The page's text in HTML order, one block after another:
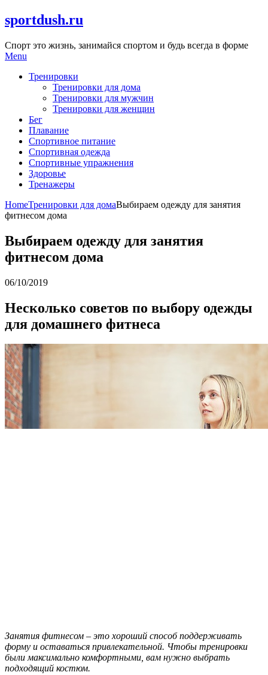
Skip
to
sportdush.ru
Спорт это жизнь, занимайся спортом и будь всегда в форме
Menu
Тренировки
Тренировки для дома
Тренировки для мужчин
Тренировки для женщин
Бег
Плавание
Спортивное питание
Спортивная одежда
Спортивные упражнения
Здоровье
Тренажеры
HomeТренировки для домаВыбираем одежду для занятия
фитнесом дома
Выбираем одежду для занятия
фитнесом дома
06/10/2019
Несколько советов по выбору одежды
для домашнего фитнеса
Занятия фитнесом – это хороший способ поддерживать
форму и оставаться привлекательной. Чтобы тренировки
были максимально комфортными, вам нужно выбрать
подходящий костюм.